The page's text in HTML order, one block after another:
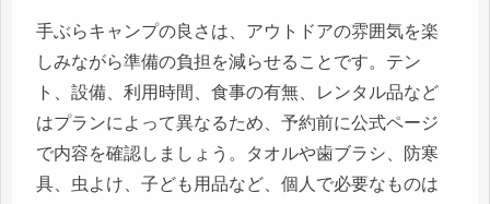
手ぶらキャンプの良さは、アウトドアの雰囲気を楽
しみながら準備の負担を減らせることです。テン
ト、設備、利用時間、食事の有無、レンタル品など
はプランによって異なるため、予約前に公式ページ
で内容を確認しましょう。タオルや歯ブラシ、防寒
具、虫よけ、子ども用品など、個人で必要なものは